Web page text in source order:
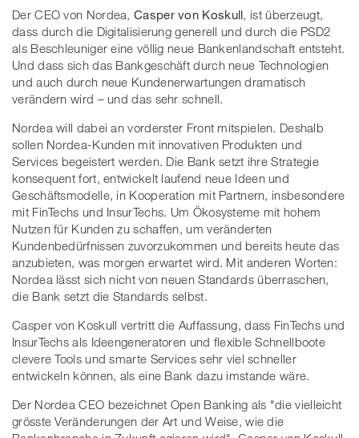
Der CEO von Nordea, Casper von Koskull, ist überzeugt,
dass durch die Digitalisierung generell und durch die PSD2
als Beschleuniger eine völlig neue Bankenlandschaft entsteht.
Und dass sich das Bankgeschäft durch neue Technologien
und auch durch neue Kundenerwartungen dramatisch
verändern wird – und das sehr schnell.
Nordea will dabei an vorderster Front mitspielen. Deshalb
sollen Nordea-Kunden mit innovativen Produkten und
Services begeistert werden. Die Bank setzt ihre Strategie
konsequent fort, entwickelt laufend neue Ideen und
Geschäftsmodelle, in Kooperation mit Partnern, insbesondere
mit FinTechs und InsurTechs. Um Ökosysteme mit hohem
Nutzen für Kunden zu schaffen, um veränderten
Kundenbedürfnissen zuvorzukommen und bereits heute das
anzubieten, was morgen erwartet wird. Mit anderen Worten:
Nordea lässt sich nicht von neuen Standards überraschen,
die Bank setzt die Standards selbst.
Casper von Koskull vertritt die Auffassung, dass FinTechs und
InsurTechs als Ideengeneratoren und flexible Schnellboote
clevere Tools und smarte Services sehr viel schneller
entwickeln können, als eine Bank dazu imstande wäre.
Der Nordea CEO bezeichnet Open Banking als "die vielleicht
grösste Veränderungen der Art und Weise, wie die